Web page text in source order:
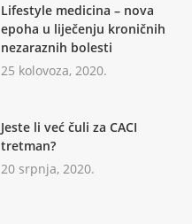
Lifestyle medicina – nova
epoha u liječenju kroničnih
nezaraznih bolesti
25 kolovoza, 2020.
Jeste li već čuli za CACI
tretman?
20 srpnja, 2020.